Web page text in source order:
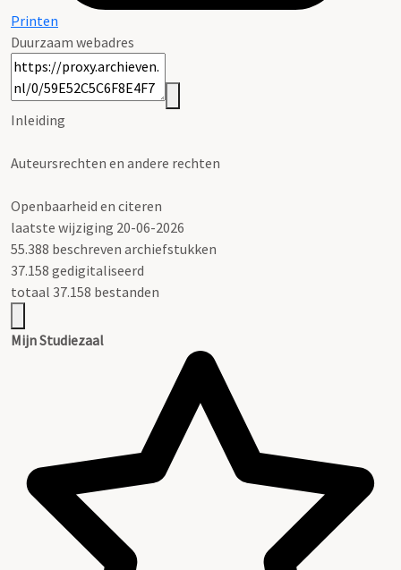
Printen
Duurzaam webadres
Inleiding
Auteursrechten en andere rechten
Openbaarheid en citeren
laatste wijziging 20-06-2026
55.388 beschreven archiefstukken
37.158 gedigitaliseerd
totaal 37.158 bestanden
Mijn Studiezaal